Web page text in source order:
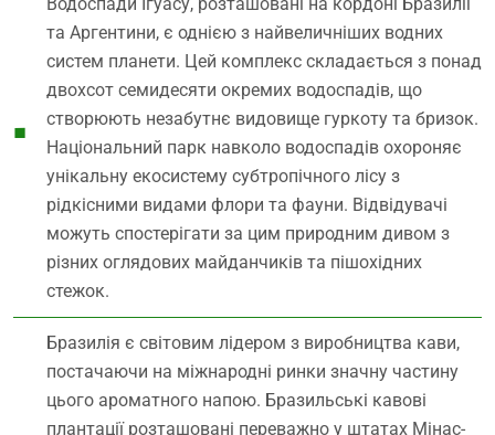
та Аргентини, є однією з найвеличніших водних
систем планети. Цей комплекс складається з понад
двохсот семидесяти окремих водоспадів, що
створюють незабутнє видовище гуркоту та бризок.
Національний парк навколо водоспадів охороняє
унікальну екосистему субтропічного лісу з
рідкісними видами флори та фауни. Відвідувачі
можуть спостерігати за цим природним дивом з
різних оглядових майданчиків та пішохідних
стежок.
Бразилія є світовим лідером з виробництва кави,
постачаючи на міжнародні ринки значну частину
цього ароматного напою. Бразильські кавові
плантації розташовані переважно у штатах Мінас-